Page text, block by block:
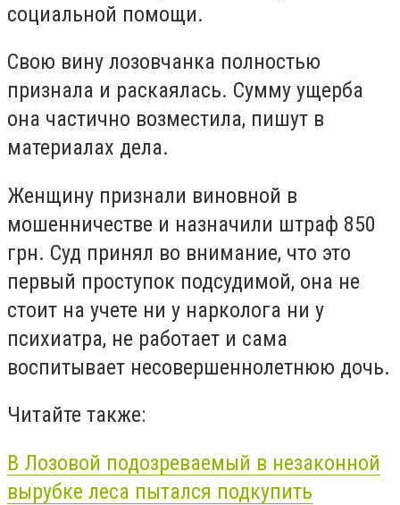
социальной помощи.
Свою вину лозовчанка полностью
признала и раскаялась. Сумму ущерба
она частично возместила, пишут в
материалах дела.
Женщину признали виновной в
мошенничестве и назначили штраф 850
грн. Суд принял во внимание, что это
первый проступок подсудимой, она не
стоит на учете ни у нарколога ни у
психиатра, не работает и сама
воспитывает несовершеннолетнюю дочь.
Читайте также:
В Лозовой подозреваемый в незаконной
вырубке леса пытался подкупить